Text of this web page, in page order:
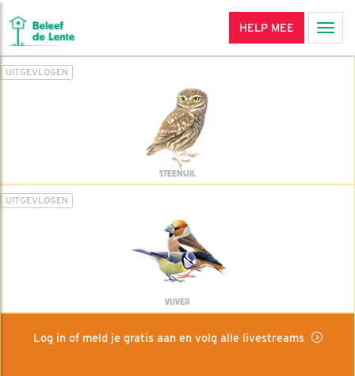
HELP MEE
UITGEVLOGEN
STEENUIL
UITGEVLOGEN
VIJVER
Log in of meld je gratis aan en volg alle livestreams